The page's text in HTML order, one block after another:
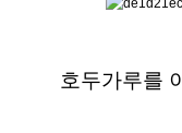
호두가루를